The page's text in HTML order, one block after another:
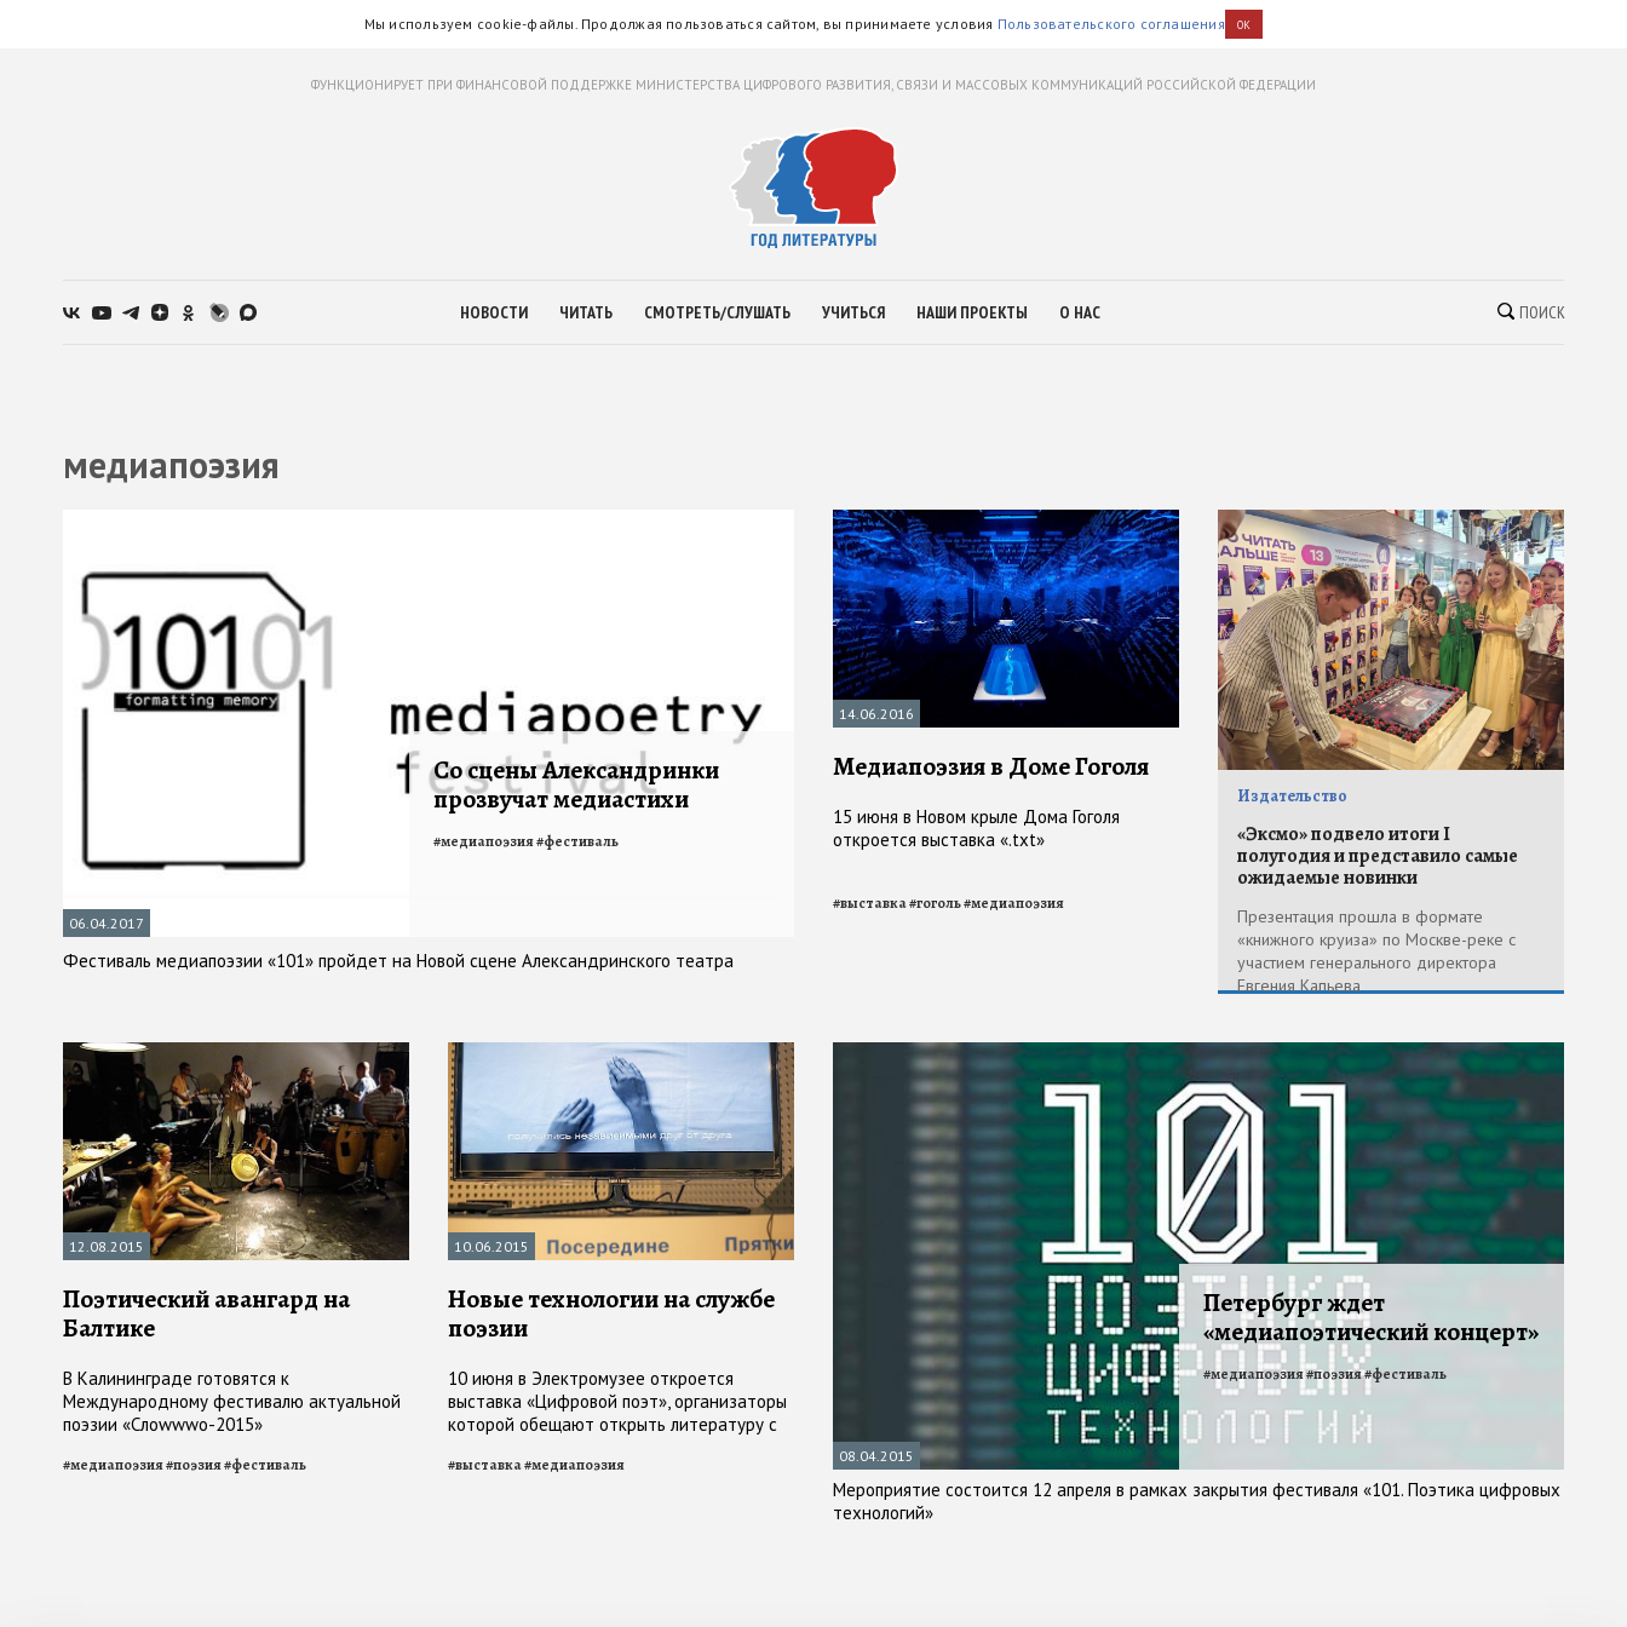
Мы используем cookie-файлы. Продолжая пользоваться сайтом, вы принимаете условия Пользовательского соглашения OK
ФУНКЦИОНИРУЕТ ПРИ ФИНАНСОВОЙ ПОДДЕРЖКЕ МИНИСТЕРСТВА ЦИФРОВОГО РАЗВИТИЯ, СВЯЗИ И МАССОВЫХ КОММУНИКАЦИЙ РОССИЙСКОЙ ФЕДЕРАЦИИ
НОВОСТИ ЧИТАТЬ СМОТРЕТЬ/СЛУШАТЬ УЧИТЬСЯ НАШИ ПРОЕКТЫ О НАС ПОИСК
медиапоэзия
06.04.2017
Со сцены Александринки
прозвучат медиастихи
Фестиваль медиапоэзии «101» пройдет на Новой сцене Александринского театра
#медиапоэзия#фестиваль
14.06.2016
Медиапоэзия в Доме Гоголя
15 июня в Новом крыле Дома Гоголя
откроется выставка «.txt»
#выставка#гоголь#медиапоэзия
Издательство
«Эксмо» подвело итоги I
полугодия и представило самые
ожидаемые новинки
Презентация прошла в формате
«книжного круиза» по Москве-реке с
участием генерального директора
Евгения Капьева
12.08.2015
Поэтический авангард на
Балтике
В Калининграде готовятся к
Международному фестивалю актуальной
поэзии «Слоwwwо-2015»
#медиапоэзия#поэзия#фестиваль
10.06.2015
Новые технологии на службе
поэзии
10 июня в Электромузее откроется
выставка «Цифровой поэт», организаторы
которой обещают открыть литературу с
#выставка#медиапоэзия 08.04.2015
Петербург ждет
«медиапоэтический концерт»
Мероприятие состоится 12 апреля в рамках закрытия фестиваля «101. Поэтика цифровых
технологий»
#медиапоэзия#поэзия#фестиваль